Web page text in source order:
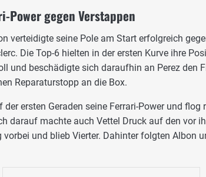
Power gegen Verstappen
verteidigte seine Pole am Start erfolgreich
Die Top-6 hielten in der ersten Kurve ihre
und beschädigte sich daraufhin an Perez den
Reparaturstopp an die Box.
ersten Geraden seine Ferrari-Power und flog
darauf machte auch Vettel Druck auf den vor
und blieb Vierter. Dahinter folgten Albon